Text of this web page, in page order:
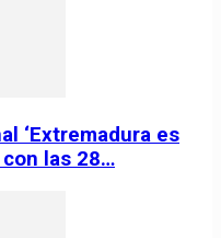
‘Extremadura es
con las 28…